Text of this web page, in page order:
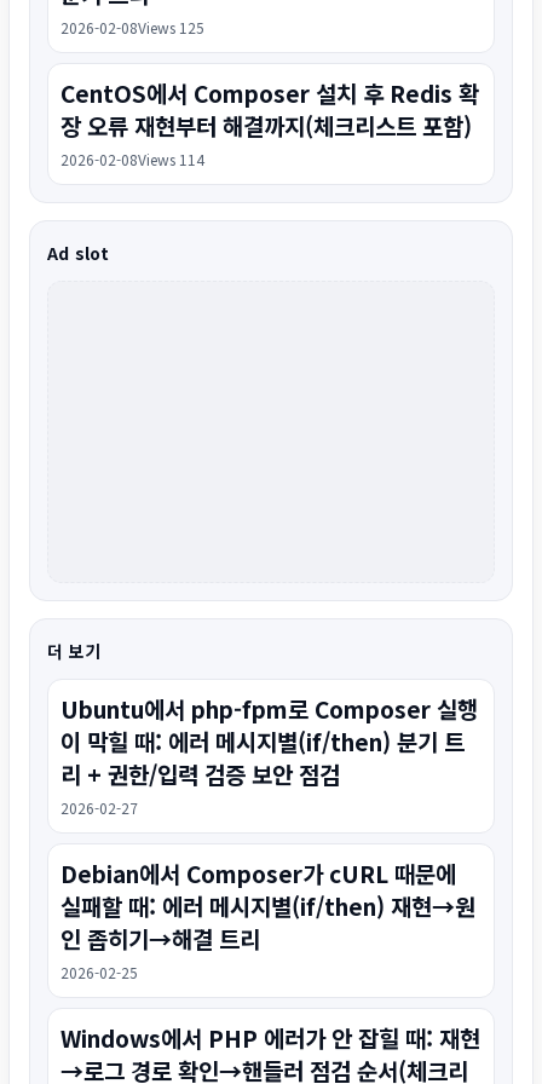
2026-02-08Views 125
CentOS에서 Composer 설치 후 Redis 확
장 오류 재현부터 해결까지(체크리스트 포함)
2026-02-08Views 114
Ad slot
더 보기
Ubuntu에서 php-fpm로 Composer 실행
이 막힐 때: 에러 메시지별(if/then) 분기 트
리 + 권한/입력 검증 보안 점검
2026-02-27
Debian에서 Composer가 cURL 때문에
실패할 때: 에러 메시지별(if/then) 재현→원
인 좁히기→해결 트리
2026-02-25
Windows에서 PHP 에러가 안 잡힐 때: 재현
→로그 경로 확인→핸들러 점검 순서(체크리